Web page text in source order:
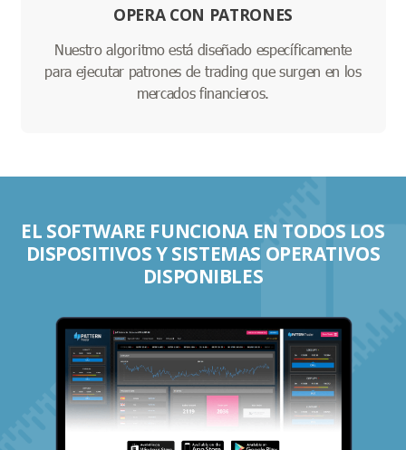
OPERA CON PATRONES
Nuestro algoritmo está diseñado específicamente
para ejecutar patrones de trading que surgen en los
mercados financieros.
EL SOFTWARE FUNCIONA EN TODOS LOS
DISPOSITIVOS Y SISTEMAS OPERATIVOS
DISPONIBLES